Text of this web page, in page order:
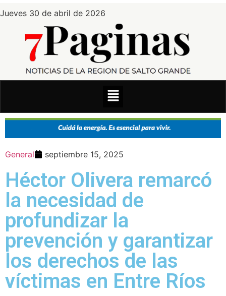
Jueves 30 de abril de 2026
General septiembre 15, 2025
Héctor Olivera remarcó
la necesidad de
profundizar la
prevención y garantizar
los derechos de las
víctimas en Entre Ríos